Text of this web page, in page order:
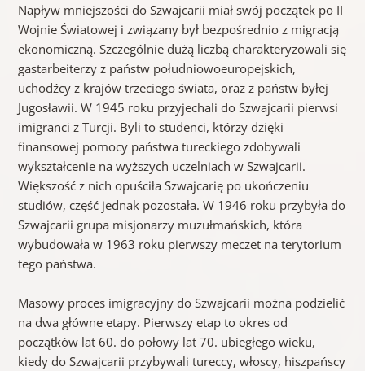
Napływ mniejszości do Szwajcarii miał swój początek po II
Wojnie Światowej i związany był bezpośrednio z migracją
ekonomiczną. Szczególnie dużą liczbą charakteryzowali się
gastarbeiterzy z państw południowoeuropejskich,
uchodźcy z krajów trzeciego świata, oraz z państw byłej
Jugosławii. W 1945 roku przyjechali do Szwajcarii pierwsi
imigranci z Turcji. Byli to studenci, którzy dzięki
finansowej pomocy państwa tureckiego zdobywali
wykształcenie na wyższych uczelniach w Szwajcarii.
Większość z nich opuściła Szwajcarię po ukończeniu
studiów, część jednak pozostała. W 1946 roku przybyła do
Szwajcarii grupa misjonarzy muzułmańskich, która
wybudowała w 1963 roku pierwszy meczet na terytorium
tego państwa.
Masowy proces imigracyjny do Szwajcarii można podzielić
na dwa główne etapy. Pierwszy etap to okres od
początków lat 60. do połowy lat 70. ubiegłego wieku,
kiedy do Szwajcarii przybywali tureccy, włoscy, hiszpańscy